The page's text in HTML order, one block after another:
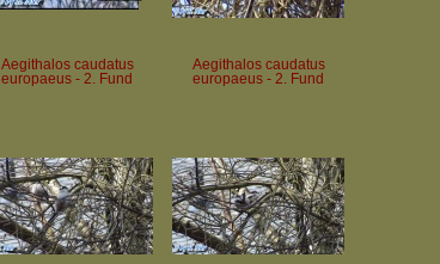
Aegithalos caudatus
europaeus - 2. Fund
Aegithalos caudatus
europaeus - 2. Fund